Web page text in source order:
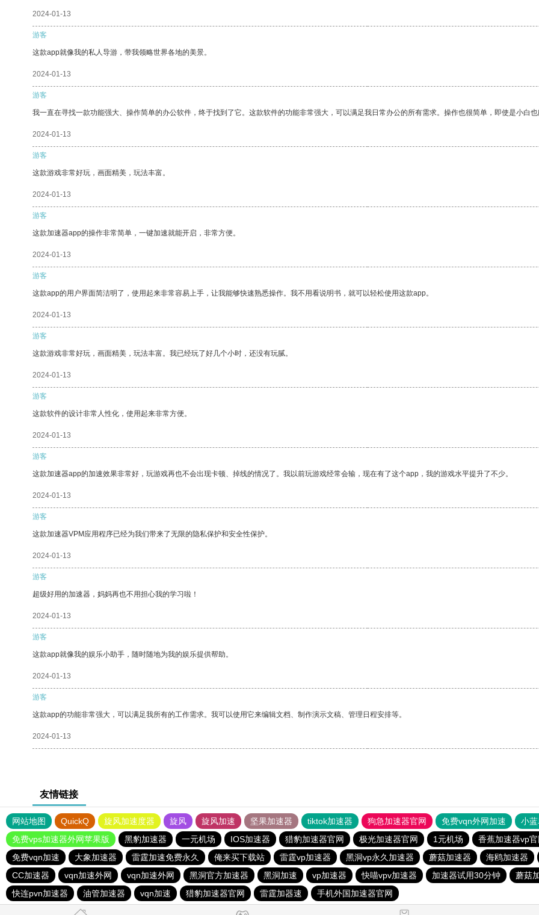
2024-01-13
游客
这款app就像我的私人导游，带我领略世界各地的美景。
2024-01-13
游客
我一直在寻找一款功能强大、操作简单的办公软件，终于找到了它。这款软件的功能非常强大，可以满足我日常办公的所有需求。操作也很简单，即使是小白也
2024-01-13
游客
这款游戏非常好玩，画面精美，玩法丰富。
2024-01-13
游客
这款加速器app的操作非常简单，一键加速就能开启，非常方便。
2024-01-13
游客
这款app的用户界面简洁明了，使用起来非常容易上手，让我能够快速熟悉操作。我不用看说明书，就可以轻松使用这款app。
2024-01-13
游客
这款游戏非常好玩，画面精美，玩法丰富。我已经玩了好几个小时，还没有玩腻。
2024-01-13
游客
这款软件的设计非常人性化，使用起来非常方便。
2024-01-13
游客
这款加速器app的加速效果非常好，玩游戏再也不会出现卡顿、掉线的情况了。我以前玩游戏经常会输，现在有了这个app，我的游戏水平提升了不少。
2024-01-13
游客
这款加速器VPM应用程序已经为我们带来了无限的隐私保护和安全性保护。
2024-01-13
游客
超级好用的加速器，妈妈再也不用担心我的学习啦！
2024-01-13
游客
这款app就像我的娱乐小助手，随时随地为我的娱乐提供帮助。
2024-01-13
游客
这款app的功能非常强大，可以满足我所有的工作需求。我可以使用它来编辑文档、制作演示文稿、管理日程安排等。
2024-01-13
友情链接
网站地图 QuickQ 旋风加速度器 旋风 旋风加速 坚果加速器 tiktok加速器 狗急加速器官网 免费vqn外网加速 小
免费vps加速器外网苹果版
黑豹加速器 一元机场 IOS加速器 猎豹加速器官网 极光加速器官网 1元机场 香蕉加速器vp官
免费vqn加速
大象加速器 雷霆加速免费永久 俺来买下载站 雷霆vp加速器 黑洞vp永久加速器 蘑菇加速器 海鸥加速器
CC加速器
vqn加速外网 vqn加速外网 黑洞官方加速器 黑洞加速 vp加速器 快喵vpv加速器 加速器试用30分钟 蘑菇
快连pvn加速器
油管加速器 vqn加速 猎豹加速器官网 雷霆加器速 手机外国加速器官网